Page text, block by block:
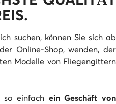
suchen, können Sie sich ab
Online-Shop, wenden, der
Modelle von Fliegengittern
so einfach ein Geschäft von